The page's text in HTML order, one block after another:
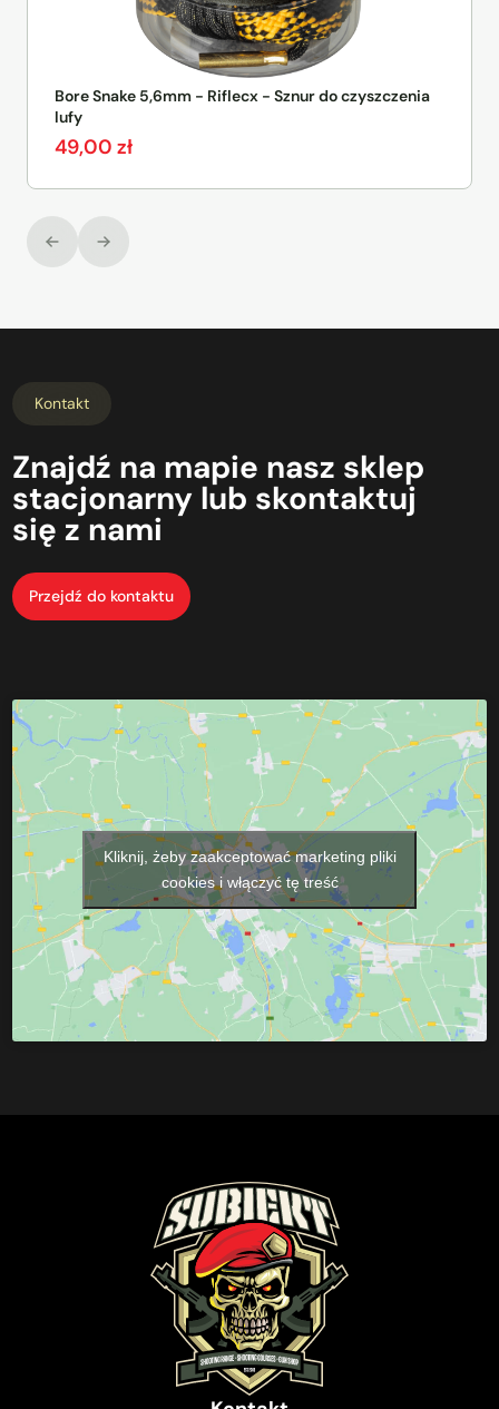
Bore Snake 5,6mm - Riflecx - Sznur do czyszczenia
lufy
49,00 zł
Kontakt
Znajdź na mapie nasz sklep
stacjonarny lub skontaktuj
się z nami
Przejdź do kontaktu
Kliknij, żeby zaakceptować marketing pliki
cookies i włączyć tę treść